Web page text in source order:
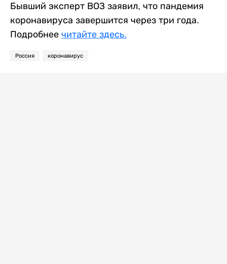
Бывший эксперт ВОЗ заявил, что пандемия
коронавируса завершится через три года.
Подробнее читайте здесь.
Россия коронавирус